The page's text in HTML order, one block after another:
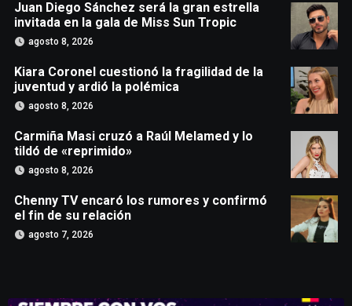
Juan Diego Sánchez será la gran estrella
invitada en la gala de Miss Sun Tropic
agosto 8, 2026
Kiara Coronel cuestionó la fragilidad de la
juventud y ardió la polémica
agosto 8, 2026
Carmiña Masi cruzó a Raúl Melamed y lo
tildó de «reprimido»
agosto 8, 2026
Chenny TV encaró los rumores y confirmó
el fin de su relación
agosto 7, 2026